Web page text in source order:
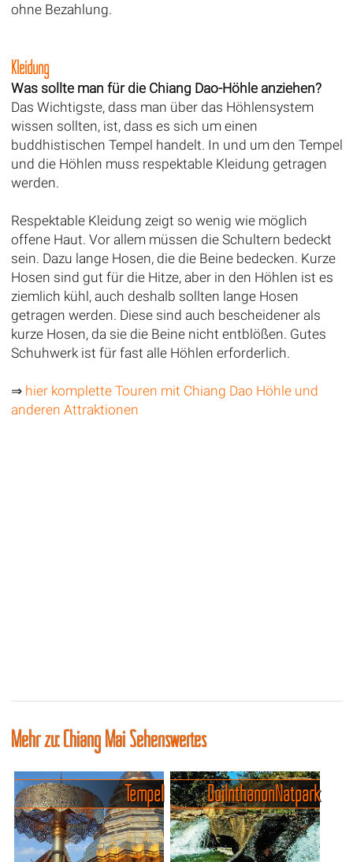
ohne Bezahlung.
Kleidung
Was sollte man für die Chiang Dao-Höhle anziehen?
Das Wichtigste, dass man über das Höhlensystem
wissen sollten, ist, dass es sich um einen
buddhistischen Tempel handelt. In und um den Tempel
und die Höhlen muss respektable Kleidung getragen
werden.
Respektable Kleidung zeigt so wenig wie möglich
offene Haut. Vor allem müssen die Schultern bedeckt
sein. Dazu lange Hosen, die die Beine bedecken. Kurze
Hosen sind gut für die Hitze, aber in den Höhlen ist es
ziemlich kühl, auch deshalb sollten lange Hosen
getragen werden. Diese sind auch bescheidener als
kurze Hosen, da sie die Beine nicht entblößen. Gutes
Schuhwerk ist für fast alle Höhlen erforderlich.
⇒ hier komplette Touren mit Chiang Dao Höhle und
anderen Attraktionen
Mehr zu: Chiang Mai Sehenswertes
Tempel Doi Inthanon Natpark